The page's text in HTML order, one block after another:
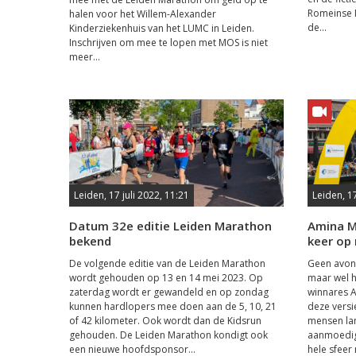
halen voor het Willem-Alexander
Kinderziekenhuis van het LUMC in Leiden.
Inschrijven om mee te lopen met MOS is niet
meer...
de...
Leiden, 17 juli 2022, 11:21
Datum 32e editie Leiden Marathon
bekend
De volgende editie van de Leiden Marathon
wordt gehouden op 13 en 14 mei 2023. Op
zaterdag wordt er gewandeld en op zondag
kunnen hardlopers mee doen aan de 5, 10, 21
of 42 kilometer. Ook wordt dan de Kidsrun
gehouden. De Leiden Marathon kondigt ook
een nieuwe hoofdsponsor...
Leiden,
Amina
keer op
Geen
maar wel
winnares
deze
mensen
hele